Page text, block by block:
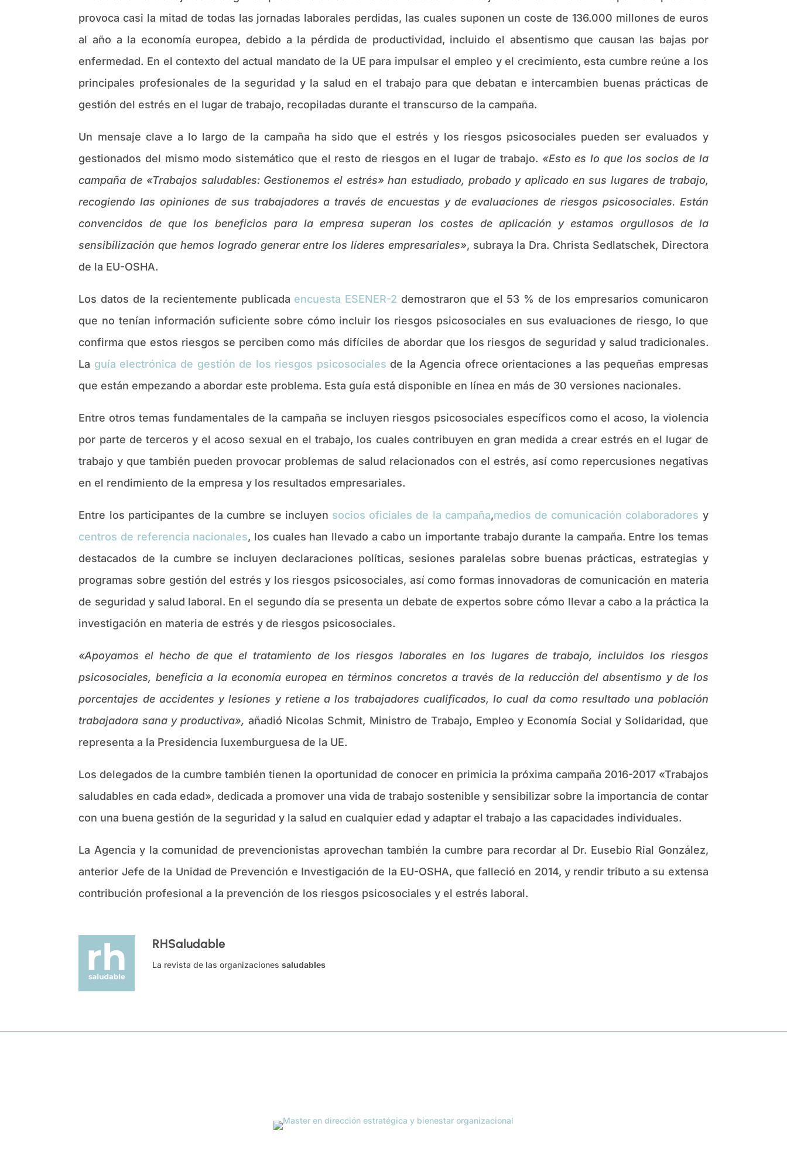
provoca casi la mitad de todas las jornadas laborales perdidas, las cuales suponen un coste de 136.000 millones de euros
al año a la economía europea, debido a la pérdida de productividad, incluido el absentismo que causan las bajas por
enfermedad. En el contexto del actual mandato de la UE para impulsar el empleo y el crecimiento, esta cumbre reúne a los
principales profesionales de la seguridad y la salud en el trabajo para que debatan e intercambien buenas prácticas de
gestión del estrés en el lugar de trabajo, recopiladas durante el transcurso de la campaña.
Un mensaje clave a lo largo de la campaña ha sido que el estrés y los riesgos psicosociales pueden ser evaluados y
gestionados del mismo modo sistemático que el resto de riesgos en el lugar de trabajo. «Esto es lo que los socios de la
campaña de «Trabajos saludables: Gestionemos el estrés» han estudiado, probado y aplicado en sus lugares de trabajo,
recogiendo las opiniones de sus trabajadores a través de encuestas y de evaluaciones de riesgos psicosociales. Están
convencidos de que los beneficios para la empresa superan los costes de aplicación y estamos orgullosos de la
sensibilización que hemos logrado generar entre los líderes empresariales», subraya la Dra. Christa Sedlatschek, Directora
de la EU-OSHA.
Los datos de la recientemente publicada encuesta ESENER-2 demostraron que el 53 % de los empresarios comunicaron
que no tenían información suficiente sobre cómo incluir los riesgos psicosociales en sus evaluaciones de riesgo, lo que
confirma que estos riesgos se perciben como más difíciles de abordar que los riesgos de seguridad y salud tradicionales.
La guía electrónica de gestión de los riesgos psicosociales de la Agencia ofrece orientaciones a las pequeñas empresas
que están empezando a abordar este problema. Esta guía está disponible en línea en más de 30 versiones nacionales.
Entre otros temas fundamentales de la campaña se incluyen riesgos psicosociales específicos como el acoso, la violencia
por parte de terceros y el acoso sexual en el trabajo, los cuales contribuyen en gran medida a crear estrés en el lugar de
trabajo y que también pueden provocar problemas de salud relacionados con el estrés, así como repercusiones negativas
en el rendimiento de la empresa y los resultados empresariales.
Entre los participantes de la cumbre se incluyen socios oficiales de la campaña,medios de comunicación colaboradores y
centros de referencia nacionales, los cuales han llevado a cabo un importante trabajo durante la campaña. Entre los temas
destacados de la cumbre se incluyen declaraciones políticas, sesiones paralelas sobre buenas prácticas, estrategias y
programas sobre gestión del estrés y los riesgos psicosociales, así como formas innovadoras de comunicación en materia
de seguridad y salud laboral. En el segundo día se presenta un debate de expertos sobre cómo llevar a cabo a la práctica la
investigación en materia de estrés y de riesgos psicosociales.
«Apoyamos el hecho de que el tratamiento de los riesgos laborales en los lugares de trabajo, incluidos los riesgos
psicosociales, beneficia a la economía europea en términos concretos a través de la reducción del absentismo y de los
porcentajes de accidentes y lesiones y retiene a los trabajadores cualificados, lo cual da como resultado una población
trabajadora sana y productiva», añadió Nicolas Schmit, Ministro de Trabajo, Empleo y Economía Social y Solidaridad, que
representa a la Presidencia luxemburguesa de la UE.
Los delegados de la cumbre también tienen la oportunidad de conocer en primicia la próxima campaña 2016-2017 «Trabajos
saludables en cada edad», dedicada a promover una vida de trabajo sostenible y sensibilizar sobre la importancia de contar
con una buena gestión de la seguridad y la salud en cualquier edad y adaptar el trabajo a las capacidades individuales.
La Agencia y la comunidad de prevencionistas aprovechan también la cumbre para recordar al Dr. Eusebio Rial González,
anterior Jefe de la Unidad de Prevención e Investigación de la EU-OSHA, que falleció en 2014, y rendir tributo a su extensa
contribución profesional a la prevención de los riesgos psicosociales y el estrés laboral.
RHSaludable
La revista de las organizacionessaludables